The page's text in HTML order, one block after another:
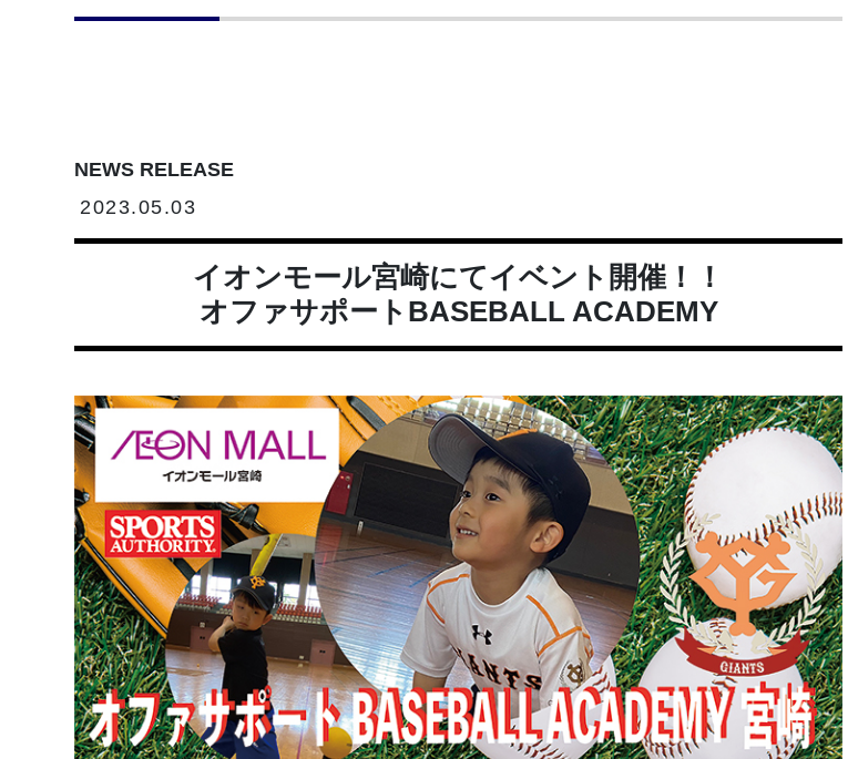
NEWS RELEASE
2023.05.03
イオンモール宮崎にてイベント開催！！
オファサポートBASEBALL ACADEMY